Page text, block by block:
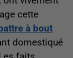
cette
à bout
domestiqué